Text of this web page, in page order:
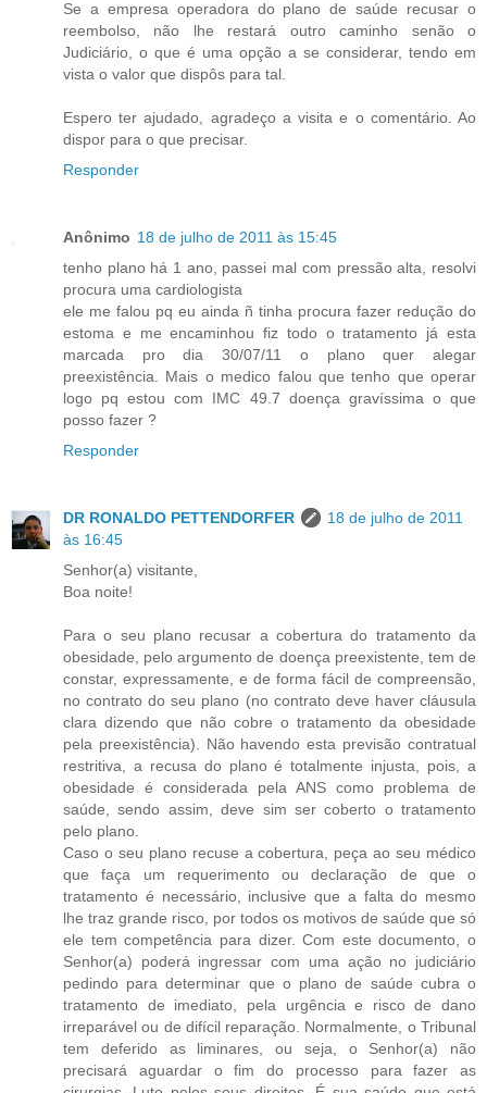
Se a empresa operadora do plano de saúde recusar o
reembolso, não lhe restará outro caminho senão o
Judiciário, o que é uma opção a se considerar, tendo em
vista o valor que dispôs para tal.
Espero ter ajudado, agradeço a visita e o comentário. Ao
dispor para o que precisar.
Responder
Anônimo 18 de julho de 2011 às 15:45
tenho plano há 1 ano, passei mal com pressão alta, resolvi
procura uma cardiologista
ele me falou pq eu ainda ñ tinha procura fazer redução do
estoma e me encaminhou fiz todo o tratamento já esta
marcada pro dia 30/07/11 o plano quer alegar
preexistência. Mais o medico falou que tenho que operar
logo pq estou com IMC 49.7 doença gravíssima o que
posso fazer ?
Responder
DR RONALDO PETTENDORFER
18 de julho de 2011
às 16:45
Senhor(a) visitante,
Boa noite!
Para o seu plano recusar a cobertura do tratamento da
obesidade, pelo argumento de doença preexistente, tem de
constar, expressamente, e de forma fácil de compreensão,
no contrato do seu plano (no contrato deve haver cláusula
clara dizendo que não cobre o tratamento da obesidade
pela preexistência). Não havendo esta previsão contratual
restritiva, a recusa do plano é totalmente injusta, pois, a
obesidade é considerada pela ANS como problema de
saúde, sendo assim, deve sim ser coberto o tratamento
pelo plano.
Caso o seu plano recuse a cobertura, peça ao seu médico
que faça um requerimento ou declaração de que o
tratamento é necessário, inclusive que a falta do mesmo
lhe traz grande risco, por todos os motivos de saúde que só
ele tem competência para dizer. Com este documento, o
Senhor(a) poderá ingressar com uma ação no judiciário
pedindo para determinar que o plano de saúde cubra o
tratamento de imediato, pela urgência e risco de dano
irreparável ou de difícil reparação. Normalmente, o Tribunal
tem deferido as liminares, ou seja, o Senhor(a) não
precisará aguardar o fim do processo para fazer as